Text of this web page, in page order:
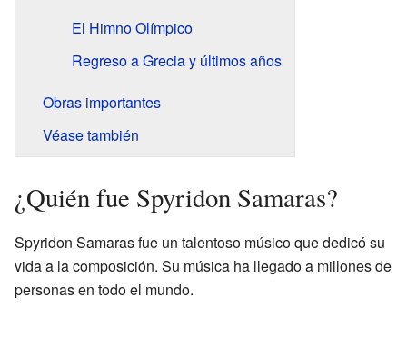
El Himno Olímpico
Regreso a Grecia y últimos años
Obras importantes
Véase también
¿Quién fue Spyridon Samaras?
Spyridon Samaras fue un talentoso músico que dedicó su
vida a la composición. Su música ha llegado a millones de
personas en todo el mundo.